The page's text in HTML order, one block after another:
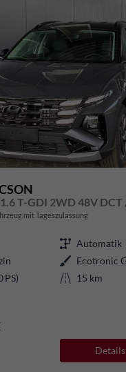
mit Tageszulassung
Automatik
PS)
15 km
Details